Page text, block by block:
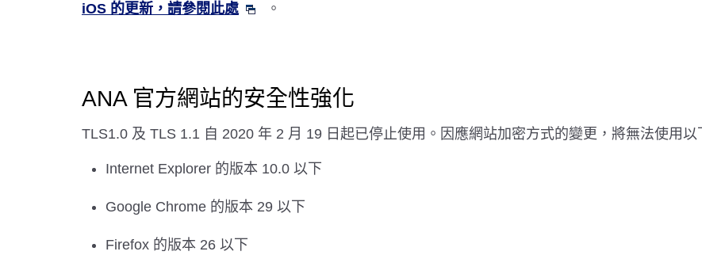
iOS 的更新，請參閱此處
。
ANA 官方網站的安全性強化
TLS1.0 及 TLS 1.1 自 2020 年 2 月 19 日起已停止使用。因應網站加密方式的變更，將無法使用以
Internet Explorer 的版本 10.0 以下
Google Chrome 的版本 29 以下
Firefox 的版本 26 以下